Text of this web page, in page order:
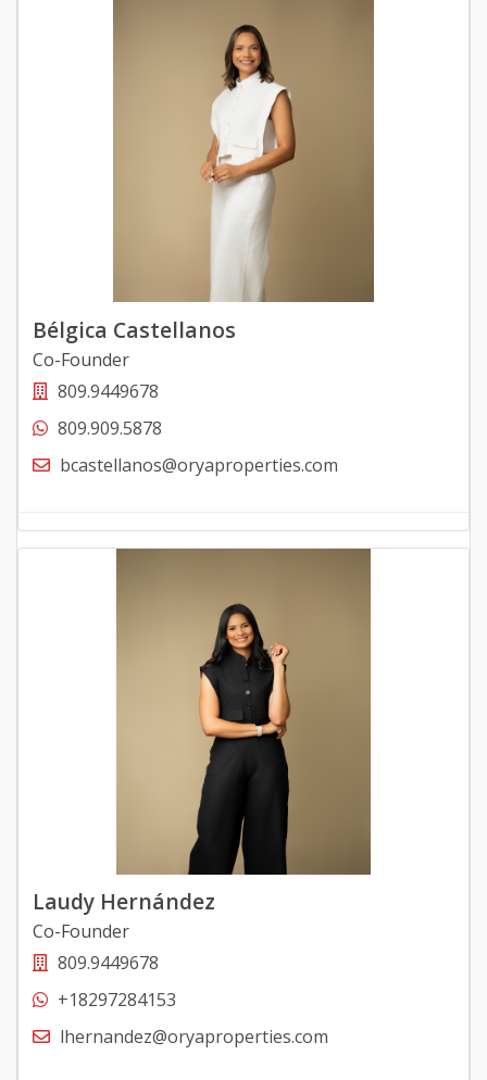
Bélgica Castellanos
Co-Founder
809.9449678
809.909.5878
bcastellanos@oryaproperties.com
Laudy Hernández
Co-Founder
809.9449678
+18297284153
lhernandez@oryaproperties.com